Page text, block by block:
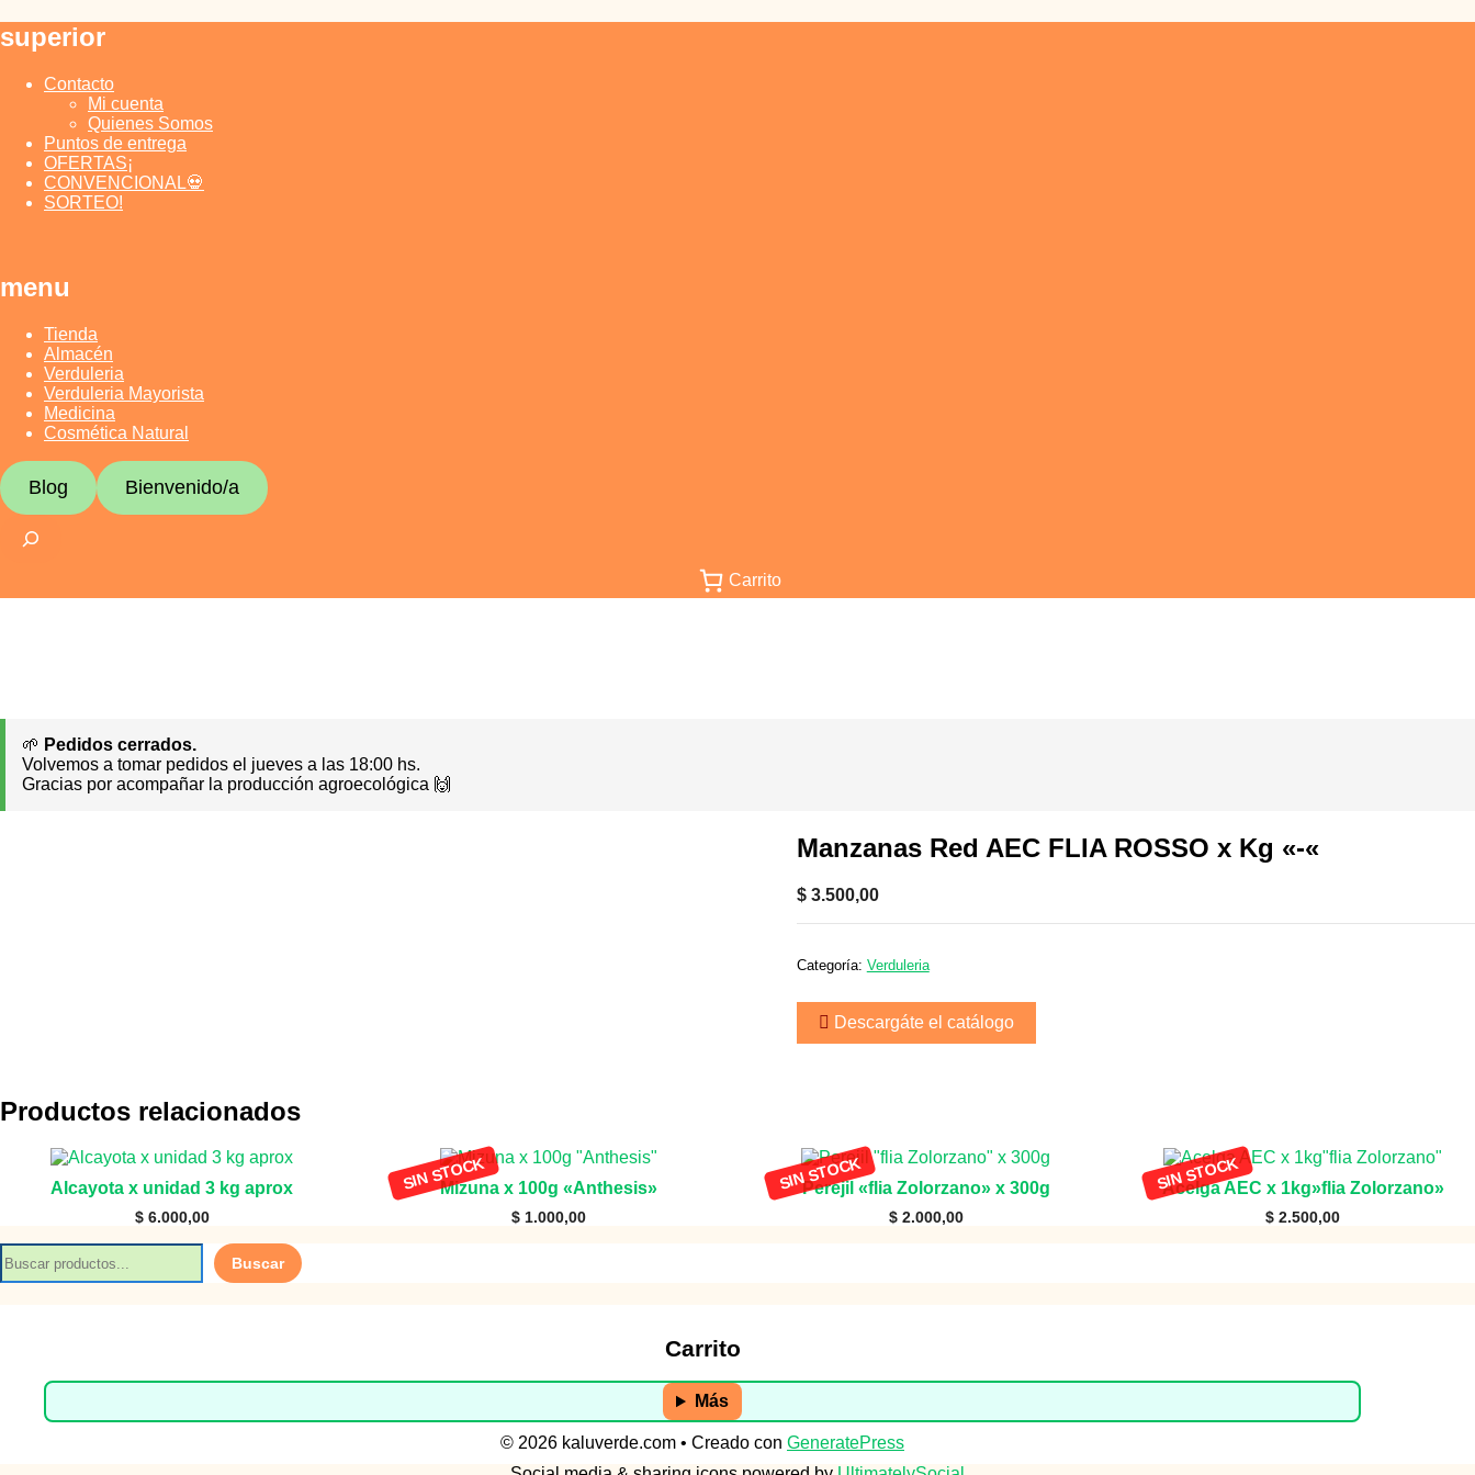
Saltar
al
superior
Contacto
Mi cuenta
Quienes Somos
Puntos de entrega
OFERTAS¡
CONVENCIONAL💀
SORTEO!
menu
Tienda
Almacén
Verduleria
Verduleria Mayorista
Medicina
Cosmética Natural
Blog Bienvenido/a
Carrito
🌱 Pedidos cerrados.
Volvemos a tomar pedidos el jueves a las 18:00 hs.
Gracias por acompañar la producción agroecológica 🙌
Manzanas Red AEC FLIA ROSSO x Kg «-«
$3.500,00
Categoría: Verduleria
Descargáte el catálogo
Productos relacionados
Alcayota x unidad 3 kg aprox
$6.000,00
Mizuna x 100g «Anthesis»
$ 1.000,00
Perejil «flia Zolorzano» x 300g
$2.000,00
Acelga AEC x 1kg»flia Zolorzano»
$ 2.500,00
B
u
Buscar
Carrito
Más
© 2026 kaluverde.com • Creado con GeneratePress